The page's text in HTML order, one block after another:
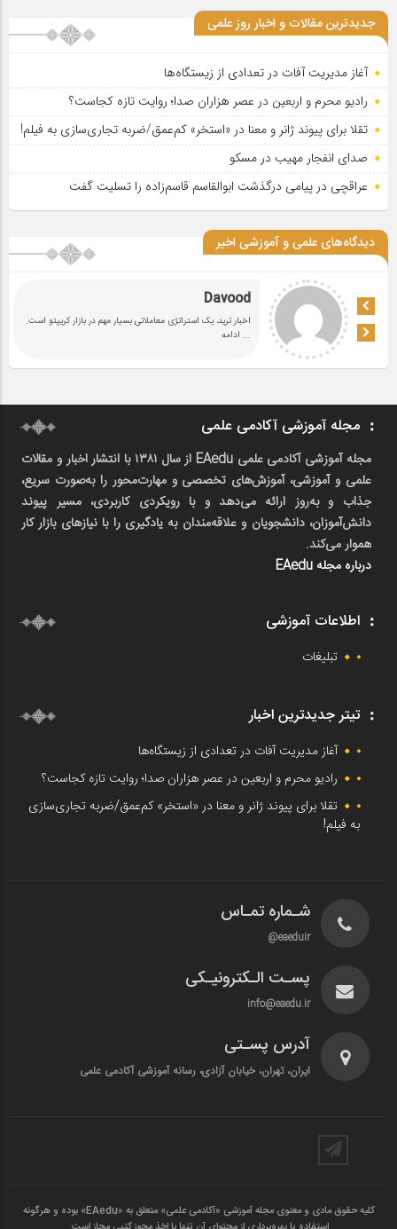
جدیدترین مقالات و اخبار روز علمی
آغاز مدیریت آفات در تعدادی از زیستگاه‌ها
رادیو محرم و اربعین در عصر هزاران صدا؛ روایت تازه کجاست؟
تقلا برای پیوند ژانر و معنا در «استخر» کم‌عمق/ضربه تجاری‌سازی به فیلم!
صدای انفجار مهیب در مسکو
عراقچی در پیامی درگذشت ابوالقاسم قاسم‌زاده را تسلیت گفت
دیدگاه‌های علمی و آموزشی اخیر
Davood
اخبار ترید، یک استراتژی معاملاتی بسیار مهم در بازار کریپتو است.
... ادامه
مجله آموزشی آکادمی علمی
مجله آموزشی آکادمی علمی EAedu از سال ۱۳۸۱ با انتشار اخبار و مقالات
علمی و آموزشی، آموزش‌های تخصصی و مهارت‌محور را به‌صورت سریع،
جذاب و به‌روز ارائه می‌دهد و با رویکردی کاربردی، مسیر پیوند
دانش‌آموزان، دانشجویان و علاقه‌مندان به یادگیری را با نیازهای بازار کار
هموار می‌کند.
درباره مجله EAedu
اطلاعات آموزشی
تبلیغات
تیتر جدیدترین اخبار
آغاز مدیریت آفات در تعدادی از زیستگاه‌ها
رادیو محرم و اربعین در عصر هزاران صدا؛ روایت تازه کجاست؟
تقلا برای پیوند ژانر و معنا در «استخر» کم‌عمق/ضربه تجاری‌سازی
به فیلم!
شـماره تمـاس
eaeduir@
پسـت الـکترونیـکی
info@eaedu.ir
آدرس پسـتی
ایران، تهران، خیابان آزادی، رسانه آموزشی آکادمی علمی
کلیه حقوق مادی و معنوی مجله آموزشی «آکادمی علمی» متعلق به «EAedu» بوده و هرگونه